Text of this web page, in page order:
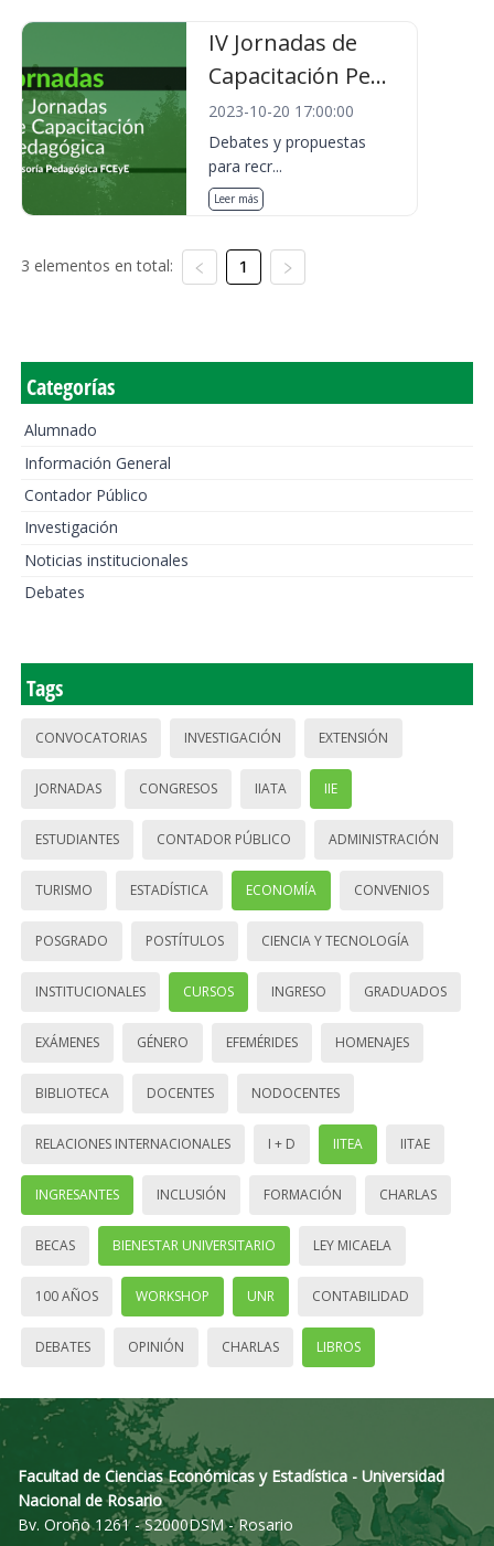
IV Jornadas de
Capacitación Pe...
2023-10-20 17:00:00
Debates y propuestas
para recr...
Leer más
3 elementos en total: 1
Categorías
Alumnado
Información General
Contador Público
Investigación
Noticias institucionales
Debates
Tags
CONVOCATORIAS INVESTIGACIÓN EXTENSIÓN
JORNADAS CONGRESOS IIATA IIE
ESTUDIANTES CONTADOR PÚBLICO ADMINISTRACIÓN
TURISMO ESTADÍSTICA ECONOMÍA CONVENIOS
POSGRADO POSTÍTULOS CIENCIA Y TECNOLOGÍA
INSTITUCIONALES CURSOS INGRESO GRADUADOS
EXÁMENES GÉNERO EFEMÉRIDES HOMENAJES
BIBLIOTECA DOCENTES NODOCENTES
RELACIONES INTERNACIONALES I + D IITEA IITAE
INGRESANTES INCLUSIÓN FORMACIÓN CHARLAS
BECAS BIENESTAR UNIVERSITARIO LEY MICAELA
100 AÑOS WORKSHOP UNR CONTABILIDAD
DEBATES OPINIÓN CHARLAS LIBROS
Facultad de Ciencias Económicas y Estadística - Universidad
Nacional de Rosario
Bv. Oroño 1261 - S2000DSM - Rosario